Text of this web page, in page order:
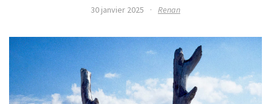
30 janvier 2025 · Renan